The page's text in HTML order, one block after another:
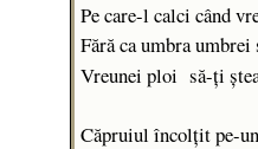
Pe care-l calci când
Fără ca umbra umbrei
Vreunei ploi să-ţi
Căpruiul încolţit pe-